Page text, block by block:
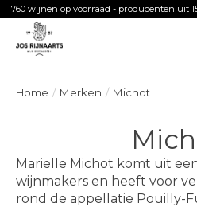
760 wijnen op voorraad - producenten uit
Home / Merken / Michot
Marielle Michot komt uit
wijnmakers en heeft voor
rond de appellatie Pouilly-